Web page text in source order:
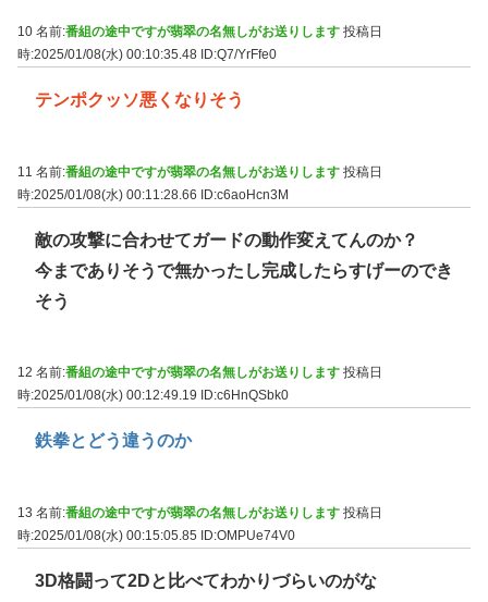
10 名前:番組の途中ですが翡翠の名無しがお送りします 投稿日
時:2025/01/08(水) 00:10:35.48 ID:Q7/YrFfe0
テンポクッソ悪くなりそう
11 名前:番組の途中ですが翡翠の名無しがお送りします 投稿日
時:2025/01/08(水) 00:11:28.66 ID:c6aoHcn3M
敵の攻撃に合わせてガードの動作変えてんのか？
今までありそうで無かったし完成したらすげーのでき
そう
12 名前:番組の途中ですが翡翠の名無しがお送りします 投稿日
時:2025/01/08(水) 00:12:49.19
ID:c6HnQSbk0
鉄拳とどう違うのか
13 名前:番組の途中ですが翡翠の名無しがお送りします 投稿日
時:2025/01/08(水) 00:15:05.85
ID:OMPUe74V0
3D格闘って2Dと比べてわかりづらいのがな